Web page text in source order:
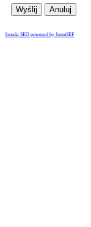
Wyślij Anuluj
Joomla SEO powered by JoomSEF